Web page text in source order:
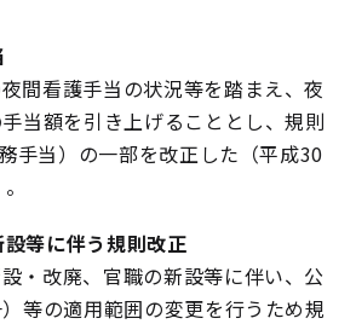
間看護手当の状況等を踏まえ、夜
当額を引き上げることとし、規則
手当）の一部を改正した（平成30
設等に伴う規則改正
・改廃、官職の新設等に伴い、公
等の適用範囲の変更を行うため規